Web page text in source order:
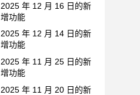
2025 年 12 月 16 日的新
增功能
2025 年 12 月 14 日的新
增功能
2025 年 11 月 25 日的新
增功能
2025 年 11 月 20 日的新